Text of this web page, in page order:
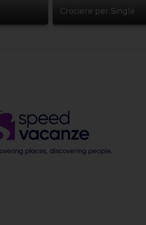
Crociere per Single